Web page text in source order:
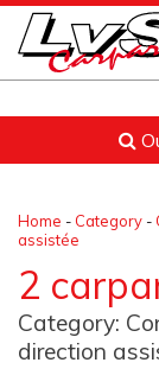
Home - Category -
assistée
2
Category:
direction